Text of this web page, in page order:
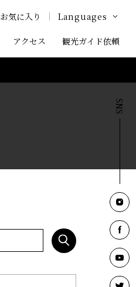
アクセス 観光ガイド依頼
お気に入り Languages
Google Translate